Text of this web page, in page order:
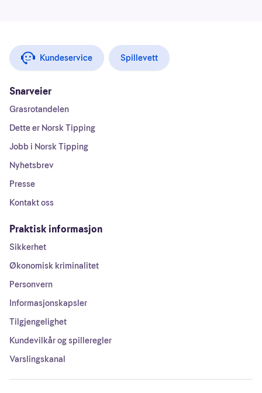
Kundeservice Spillevett
Snarveier
Grasrotandelen
Dette er Norsk Tipping
Jobb i Norsk Tipping
Nyhetsbrev
Presse
Kontakt oss
Praktisk informasjon
Sikkerhet
Økonomisk kriminalitet
Personvern
Informasjonskapsler
Tilgjengelighet
Kundevilkår og spilleregler
Varslingskanal